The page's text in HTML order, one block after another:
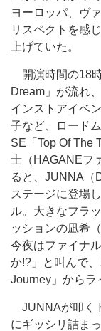
ヨーロッパ、ヴ
リスペクトを感
上げていた。
開演時間の18
Dream」が流れ
インストアイベ
子など、ロード
SE「Top Of The
士（HAGANEフ
ると、JUNNA（
ステージに登場
ル。大きなフラ
ッションの凪希
今夜はファイナ
か!?」と叫んで
Journey」からラ
JUNNAが叩く
にギッシリ詰ま